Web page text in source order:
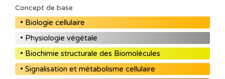
Concept de base
• Biologie cellulaire
• Physiologie végétale
• Biochimie structurale des Biomolécules
• Signalisation et métabolisme cellulaire